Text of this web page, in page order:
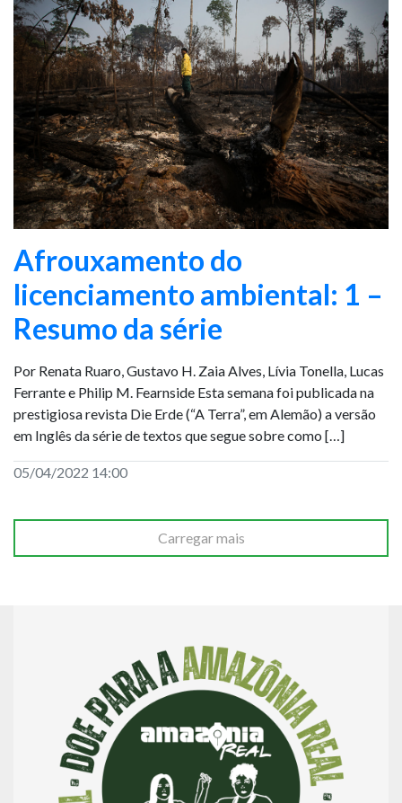
Afrouxamento do
licenciamento ambiental: 1 –
Resumo da série
Por Renata Ruaro, Gustavo H. Zaia Alves, Lívia Tonella, Lucas
Ferrante e Philip M. Fearnside Esta semana foi publicada na
prestigiosa revista Die Erde (“A Terra”, em Alemão) a versão
em Inglês da série de textos que segue sobre como […]
05/04/2022 14:00
Carregar mais